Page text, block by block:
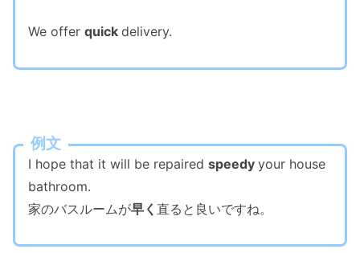
We offer quick delivery.
例文
I hope that it will be repaired speedy your house
bathroom.
家のバスルームが早く 直ると良いですね。